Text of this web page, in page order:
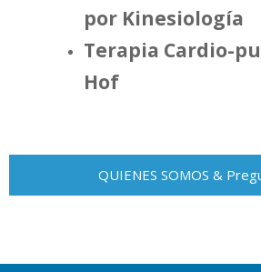
por Kinesiología
Terapia Cardio-
Hof
Navegación
QUIENES SOMOS &